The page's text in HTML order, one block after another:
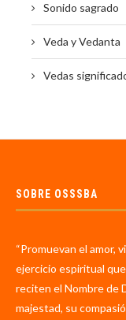
Sonido sagrado
Veda y Vedanta
Vedas
SOBRE OSSSBA
“Promuevan el amor,
ejercicio espiritual
reciten el Nombre de
majestad, su